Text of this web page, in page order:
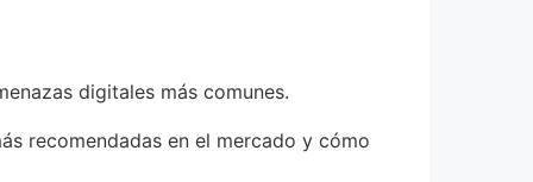
digitales más comunes.
recomendadas en el mercado y cómo